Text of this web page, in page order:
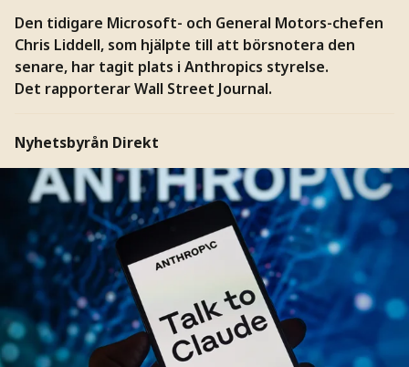
Den tidigare Microsoft- och General Motors-chefen
Chris Liddell, som hjälpte till att börsnotera den
senare, har tagit plats i Anthropics styrelse.
Det rapporterar Wall Street Journal.
Nyhetsbyrån Direkt